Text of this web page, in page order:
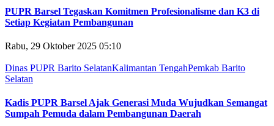
PUPR Barsel Tegaskan Komitmen Profesionalisme dan K3 di
Setiap Kegiatan Pembangunan
Rabu, 29 Oktober 2025 05:10
Dinas PUPR Barito SelatanKalimantan TengahPemkab Barito
Selatan
Kadis PUPR Barsel Ajak Generasi Muda Wujudkan Semangat
Sumpah Pemuda dalam Pembangunan Daerah